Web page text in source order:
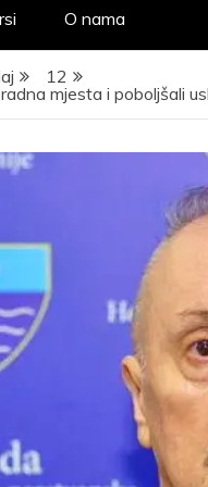
O nama
12
mjesta i poboljšali